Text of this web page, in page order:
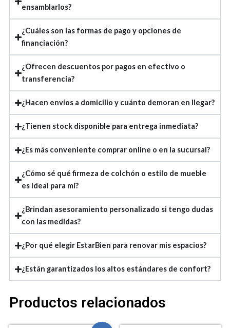
ensamblarlos?
¿Cuáles son las formas de pago y opciones de
financiación?
¿Ofrecen descuentos por pagos en efectivo o
transferencia?
¿Hacen envíos a domicilio y cuánto demoran en llegar?
¿Tienen stock disponible para entrega inmediata?
¿Es más conveniente comprar online o en la sucursal?
¿Cómo sé qué firmeza de colchón o estilo de mueble
es ideal para mí?
¿Brindan asesoramiento personalizado si tengo dudas
con las medidas?
¿Por qué elegir EstarBien para renovar mis espacios?
¿Están garantizados los altos estándares de confort?
Productos relacionados